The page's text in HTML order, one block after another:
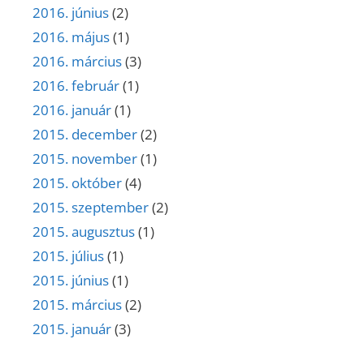
2016. június(2)
2016. május(1)
2016. március(3)
2016. február(1)
2016. január(1)
2015. december(2)
2015. november(1)
2015. október(4)
2015. szeptember(2)
2015. augusztus(1)
2015. július(1)
2015. június(1)
2015. március(2)
2015. január(3)